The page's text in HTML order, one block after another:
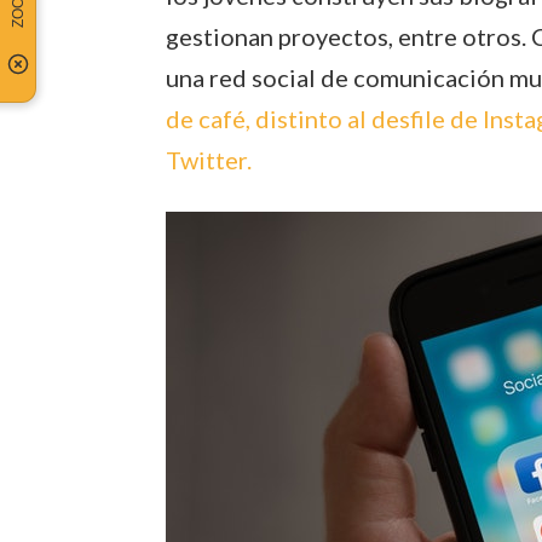
gestionan proyectos, entre otros.
una red social de comunicación
de café, distinto al desfile de
Twitter.